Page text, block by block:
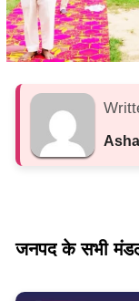
जनपद के सभी